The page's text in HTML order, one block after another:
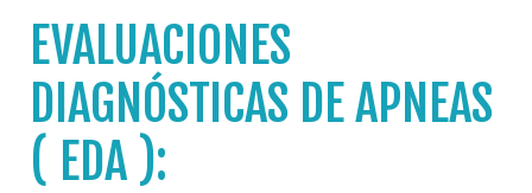
EVALUACIONES
DIAGNÓSTICAS DE APNEAS
( EDA ):